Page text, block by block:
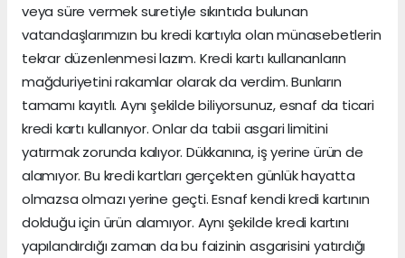
veya süre vermek suretiyle sıkıntıda bulunan
vatandaşlarımızın bu kredi kartıyla olan münasebetlerin
tekrar düzenlenmesi lazım. Kredi kartı kullananların
mağduriyetini rakamlar olarak da verdim. Bunların
tamamı kayıtlı. Aynı şekilde biliyorsunuz, esnaf da ticari
kredi kartı kullanıyor. Onlar da tabii asgari limitini
yatırmak zorunda kalıyor. Dükkanına, iş yerine ürün de
alamıyor. Bu kredi kartları gerçekten günlük hayatta
olmazsa olmazı yerine geçti. Esnaf kendi kredi kartının
dolduğu için ürün alamıyor. Aynı şekilde kredi kartını
yapılandırdığı zaman da bu faizinin asgarisini yatırdığı